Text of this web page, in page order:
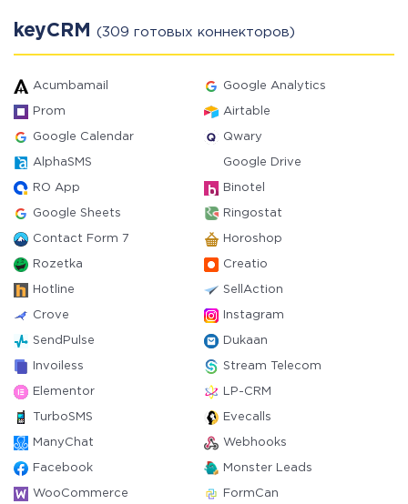
keyCRM (309 готовых коннекторов)
Acumbamail Google Analytics
Prom Airtable
Google Calendar Qwary
AlphaSMS Google Drive
RO App Binotel
Google Sheets Ringostat
Contact Form 7 Horoshop
Rozetka Creatio
Hotline SellAction
Crove Instagram
SendPulse Dukaan
Invoiless Stream Telecom
Elementor LP-CRM
TurboSMS Evecalls
ManyChat Webhooks
Facebook Monster Leads
WooCommerce FormCan